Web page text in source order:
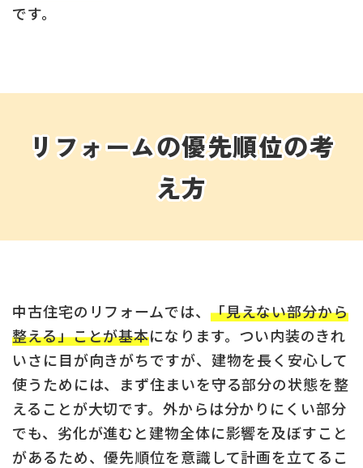
です。
リフォームの優先順位の考
え方
中古住宅のリフォームでは、 「見えない部分から
整える」ことが基本になります。つい内装のきれ
いさに目が向きがちですが、建物を長く安心して
使うためには、まず住まいを守る部分の状態を整
えることが大切です。外からは分かりにくい部分
でも、劣化が進むと建物全体に影響を及ぼすこと
があるため、優先順位を意識して計画を立てるこ